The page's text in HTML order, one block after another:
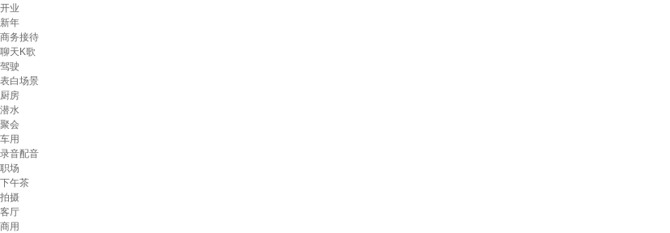
开业
新年
商务接待
聊天K歌
驾驶
表白场景
厨房
潜水
聚会
车用
录音配音
职场
下午茶
拍摄
客厅
商用